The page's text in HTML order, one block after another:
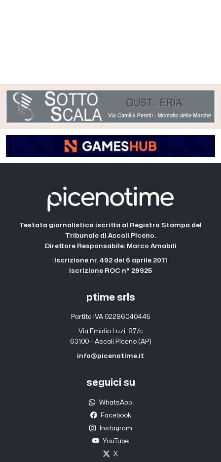
Testata giornalistica iscritta al Registro Stampa del
Tribunale di Ascoli Piceno.
Direttore Responsabile: Marco Amabili
Iscrizione nr. 492 del 6 aprile 2011
Iscrizione ROC n° 29925
ptime srls
Partita IVA 02286040445
Via Emidio Luzi, 87/c
63100 – Ascoli Piceno (AP)
info@picenotime.it
seguici su
WhatsApp
Facebook
Instagram
YouTube
X